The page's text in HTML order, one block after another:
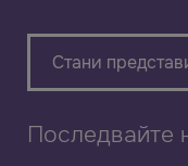
Стани
Последвайте